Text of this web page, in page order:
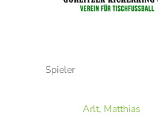
Spieler
Arlt, Matthias